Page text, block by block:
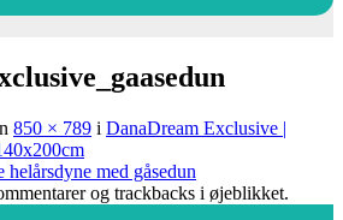
850 × 789 i DanaDream Exclusive |
og trackbacks i øjeblikket.